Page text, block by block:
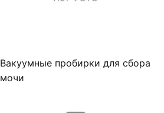
Вакуумные пробирки для сбора
мочи